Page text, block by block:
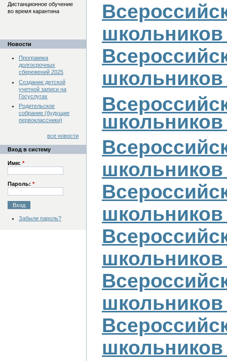
школьников
школьников
школьников
школьников
школьников
школьников
школьников
школьников
Дистанционное обучение
во время карантина
Новости
Программа
долгосрочных
сбережений 2025
Создание детской
учетной записи на
Госуслугах
Родительское
собрание (будущие
первоклассники)
все новости
Вход в систему
Имя: *
Пароль: *
Забыли пароль?